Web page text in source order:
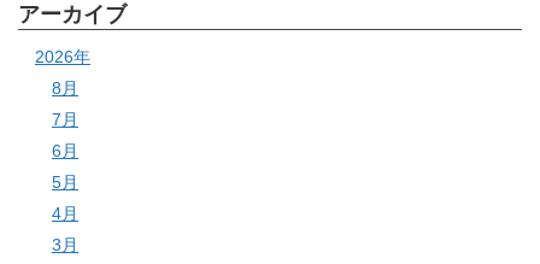
アーカイブ
2026年
8月
7月
6月
5月
4月
3月